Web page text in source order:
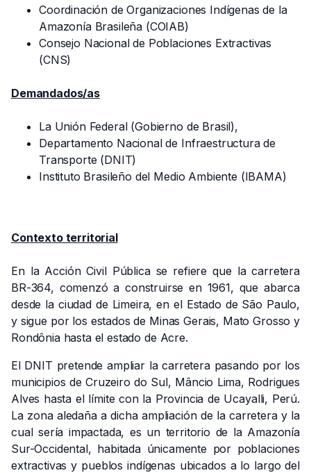
Coordinación de Organizaciones Indígenas de la
Amazonía Brasileña (COIAB)
Consejo Nacional de Poblaciones Extractivas
(CNS)
Demandados/as
La Unión Federal (Gobierno de Brasil),
Departamento Nacional de Infraestructura de
Transporte (DNIT)
Instituto Brasileño del Medio Ambiente (IBAMA)
Contexto territorial
En la Acción Civil Pública se refiere que la carretera
BR-364, comenzó a construirse en 1961, que abarca
desde la ciudad de Limeira, en el Estado de São Paulo,
y sigue por los estados de Minas Gerais, Mato Grosso y
Rondônia hasta el estado de Acre.
El DNIT pretende ampliar la carretera pasando por los
municipios de Cruzeiro do Sul, Mâncio Lima, Rodrigues
Alves hasta el límite con la Provincia de Ucayalli, Perú.
La zona aledaña a dicha ampliación de la carretera y la
cual sería impactada, es un territorio de la Amazonía
Sur-Occidental, habitada únicamente por poblaciones
extractivas y pueblos indígenas ubicados a lo largo del